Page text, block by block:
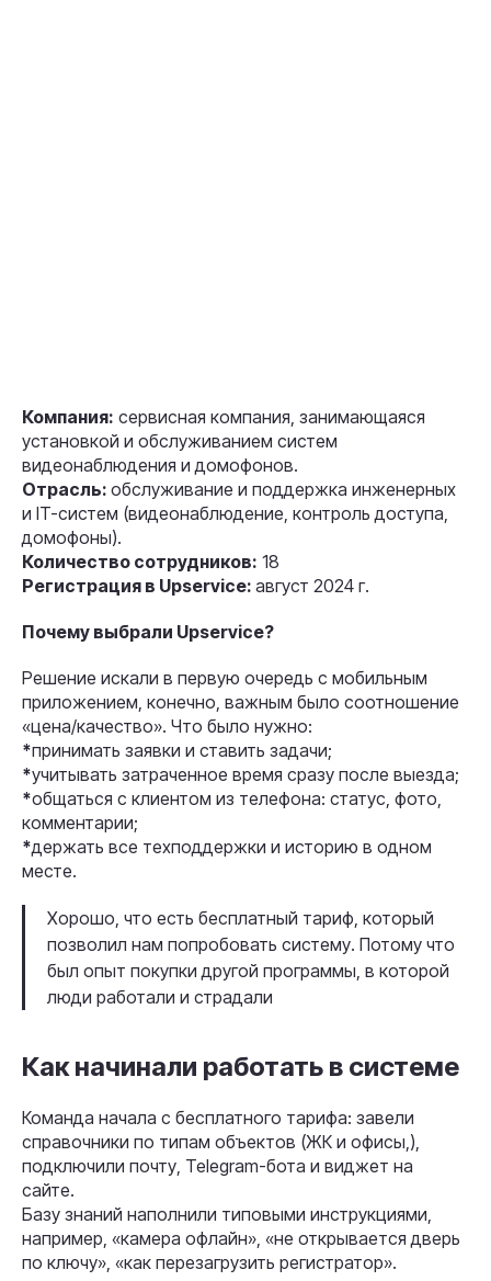
Компания: сервисная компания, занимающаяся
установкой и обслуживанием систем
видеонаблюдения и домофонов.
Отрасль: обслуживание и поддержка инженерных
и IT-систем (видеонаблюдение, контроль доступа,
домофоны).
Количество сотрудников: 18
Регистрация в Upservice: август 2024 г.
Почему выбрали Upservice?
Решение искали в первую очередь с мобильным
приложением, конечно, важным было соотношение
«цена/качество». Что было нужно:
*принимать заявки и ставить задачи;
*учитывать затраченное время сразу после выезда;
*общаться с клиентом из телефона: статус, фото,
комментарии;
*держать все техподдержки и историю в одном
месте.
Хорошо, что есть бесплатный тариф, который
позволил нам попробовать систему. Потому что
был опыт покупки другой программы, в которой
люди работали и страдали
Как начинали работать в системе
Команда начала с бесплатного тарифа: завели
справочники по типам объектов (ЖК и офисы,),
подключили почту, Telegram-бота и виджет на
сайте.
Базу знаний наполнили типовыми инструкциями,
например, «камера офлайн», «не открывается дверь
по ключу», «как перезагрузить регистратор».